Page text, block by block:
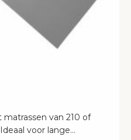
van 210 of
voor lange